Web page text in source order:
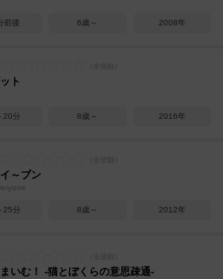
前後 6歳～ 2008年
ト
20分 8歳～ 2016年
～ブン
25分 8歳～ 2012年
いむ！ -猫とぼくらの意思疎通-